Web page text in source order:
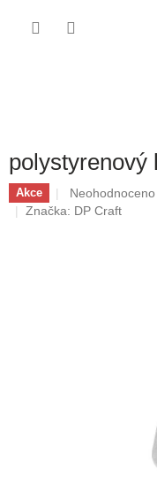
polystyrenový
Akce Průměrné
Neohodnoceno
Značka: DP Craft